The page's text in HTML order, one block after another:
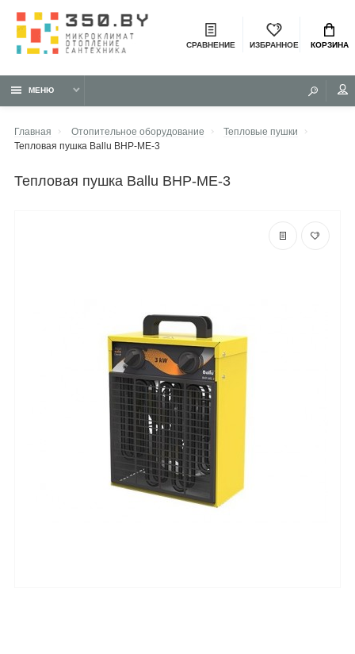
СРАВНЕНИЕ ИЗБРАННОЕ КОРЗИНА
МЕНЮ
Главная Отопительное оборудование
Тепловые пушки
Тепловая пушка Ballu BHP-ME-3
тепловая пушка Ballu BHP-ME-3